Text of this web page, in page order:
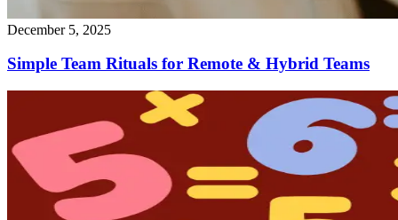
December 5, 2025
Simple Team Rituals for Remote & Hybrid Teams